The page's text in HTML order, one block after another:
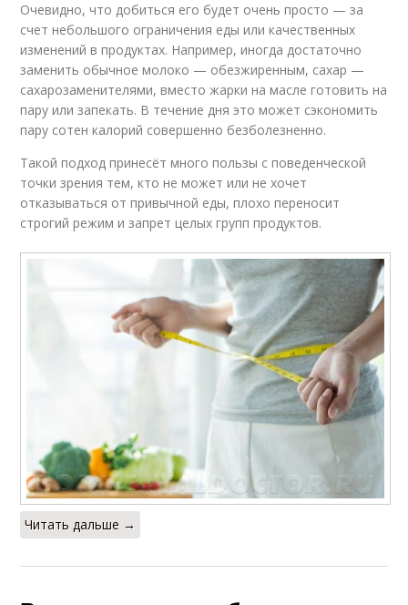
Очевидно, что добиться его будет очень просто — за
счет небольшого ограничения еды или качественных
изменений в продуктах. Например, иногда достаточно
заменить обычное молоко — обезжиренным, сахар —
сахарозаменителями, вместо жарки на масле готовить на
пару или запекать. В течение дня это может сэкономить
пару сотен калорий совершенно безболезненно.
Такой подход принесёт много пользы с поведенческой
точки зрения тем, кто не может или не хочет
отказываться от привычной еды, плохо переносит
строгий режим и запрет целых групп продуктов.
Читать дальше →